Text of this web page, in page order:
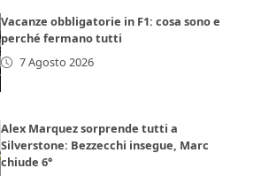
Vacanze obbligatorie in F1: cosa sono e
perché fermano tutti
7 Agosto 2026
Alex Marquez sorprende tutti a
Silverstone: Bezzecchi insegue, Marc
chiude 6°